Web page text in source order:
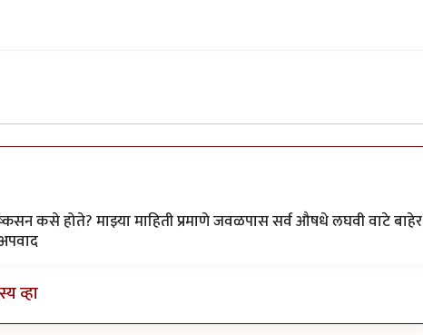
कसे होते? माझ्या माहिती प्रमाणे जवळपास सर्व औषधे लघवी वाटे बाहेर
व्हा